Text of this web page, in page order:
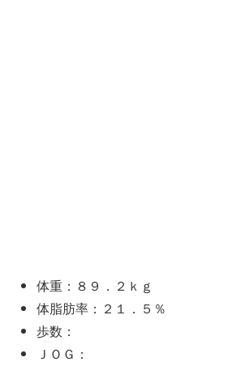
体重：８９．２ｋｇ
体脂肪率：２１．５％
歩数：
ＪＯＧ：